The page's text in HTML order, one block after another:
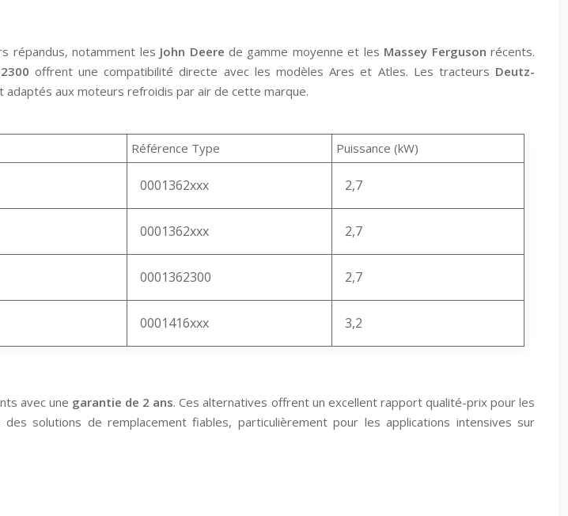
répandus, notamment les John Deere de gamme moyenne et les Massey Ferguson récents.
offrent une compatibilité directe avec les modèles Ares et Atles. Les tracteurs Deutz-
aux moteurs refroidis par air de cette marque.
Référence Type Puissance (kW)
0001362xxx 2,7
0001362xxx 2,7
0001362300 2,7
0001416xxx 3,2
avec une garantie de 2 ans. Ces alternatives offrent un excellent rapport qualité-prix pour les
solutions de remplacement fiables, particulièrement pour les applications intensives sur